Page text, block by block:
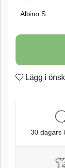
Lägg i
30 dagars